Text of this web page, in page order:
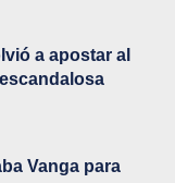
a apostar al
Vanga para